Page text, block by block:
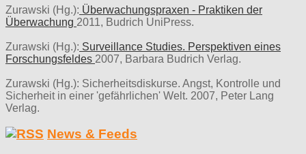
Zurawski (Hg.): Überwachungspraxen - Praktiken der
Überwachung 2011, Budrich UniPress.
Zurawski (Hg.): Surveillance Studies. Perspektiven eines
Forschungsfeldes 2007, Barbara Budrich Verlag.
Zurawski (Hg.): Sicherheitsdiskurse. Angst, Kontrolle und
Sicherheit in einer 'gefährlichen' Welt. 2007, Peter Lang
Verlag.
News & Feeds